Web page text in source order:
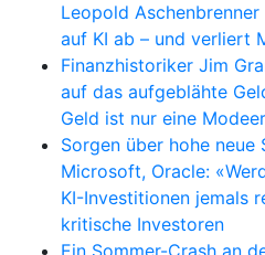
Leopold
auf KI ab – und verliert
Finanzhistoriker Jim
auf das aufgeblähte
Geld ist nur eine
Sorgen über hohe neue
Microsoft, Oracle:
KI-Investitionen jemals
kritische Investoren